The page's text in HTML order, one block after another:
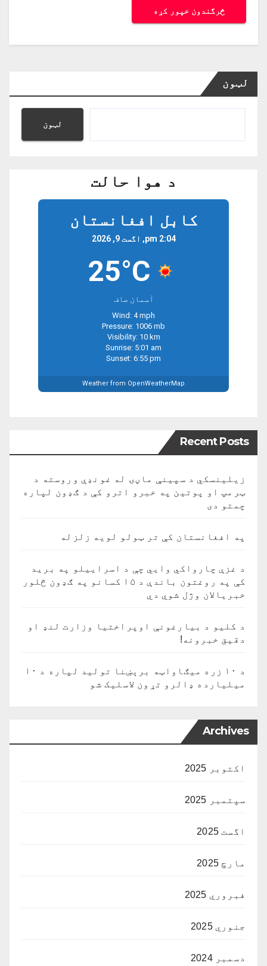
لټون
لټون
د هوا حالت
کابل افغانستان
2:04 pm, اگست 9, 2026
25°C
آسمان صاف
Wind: 4 mph
Pressure: 1006 mb
Visibility: 10 km
Sunrise: 5:01 am
Sunset: 6:55 pm
Weather from OpenWeatherMap
Recent Posts
زیلینسکي د سپینې ماڼۍ له غونډې وروسته د
ټرمپ او پوتین په خبرو اترو کې د ګډون لپاره
چمتو دی
په افغانستان کې تر ټولو لویه زلزله
د غزې چارواکي وايي چې د اسراییلو په برید
کې په روغتون باندې د ۱۵ کسانو په ګډون څلور
خبریالان وژل شوي دي
د کلیو د بیارغونې اوپراختیا وزارت لنډ او
دقیق خبرونه!
د ۱۰ زره میګاواټه برېښنا تولید لپاره د ۱۰
میلیارده ډالرو تړون لاسلیک شو
Archives
اکتوبر 2025
سپتمبر 2025
اگست 2025
مارچ 2025
فبروري 2025
جنوري 2025
دسمبر 2024